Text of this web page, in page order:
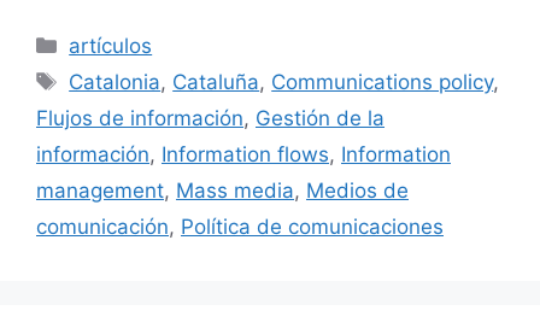
c
e
b
o
o
k
ai
l
s
k
y
e
dI
n
p
ar
tir
Categorías
artículos
Etiquetas
Catalonia, Cataluña, Communications policy,
Flujos de información, Gestión de la
información, Information flows, Information
management, Mass media, Medios de
comunicación, Política de comunicaciones